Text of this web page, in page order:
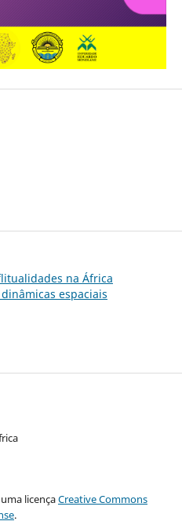
na África
espaciais
licençaCreative Commons
.